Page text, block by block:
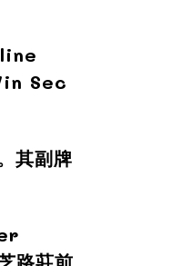
Sec
其副牌
路莊前